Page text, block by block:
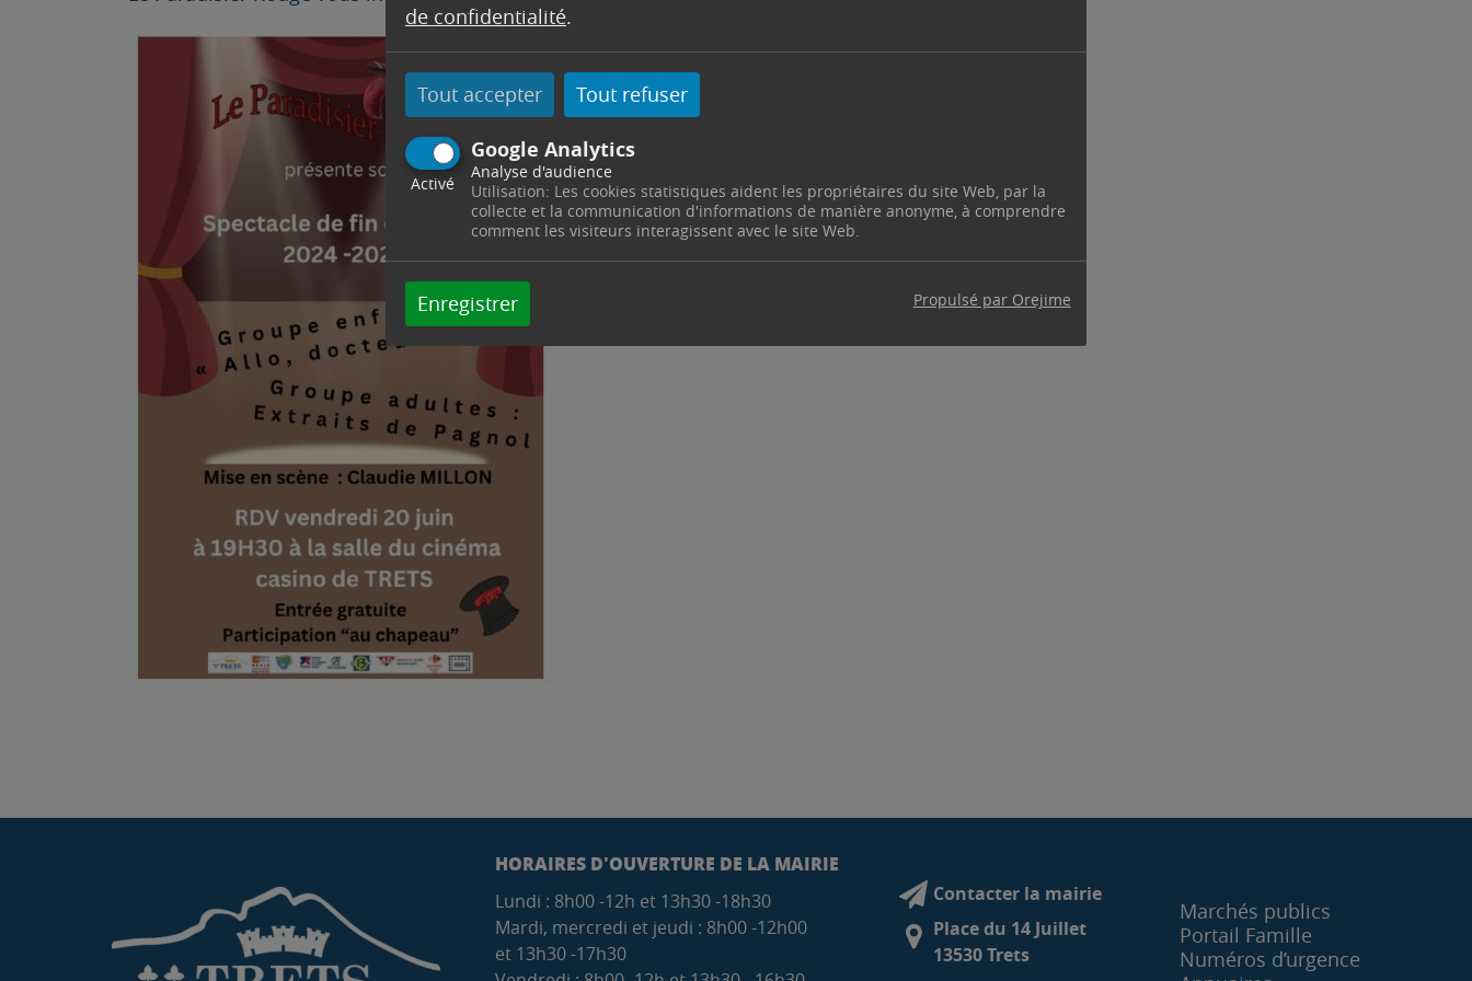
de confidentialité.
Tout accepter Tout refuser
Google Analytics
Activé
Analyse d'audience
Utilisation: Les cookies statistiques aident les propriétaires du site Web, par la
collecte et la communication d'informations de manière anonyme, à comprendre
comment les visiteurs interagissent avec le site Web.
Enregistrer Propulsé par Orejime
HORAIRES D'OUVERTURE DE LA MAIRIE
Lundi : 8h00 -12h et 13h30 -18h30
Mardi, mercredi et jeudi : 8h00 -12h00
et 13h30 -17h30
Contacter la mairie
Place du 14 Juillet
13530 Trets
Marchés publics
Portail Famille
Numéros d’urgence